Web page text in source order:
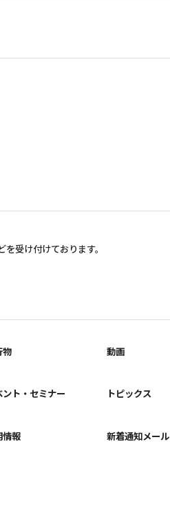
受け付けております。
物
ント・セミナー
情報
動画
トピックス
新着通知メール